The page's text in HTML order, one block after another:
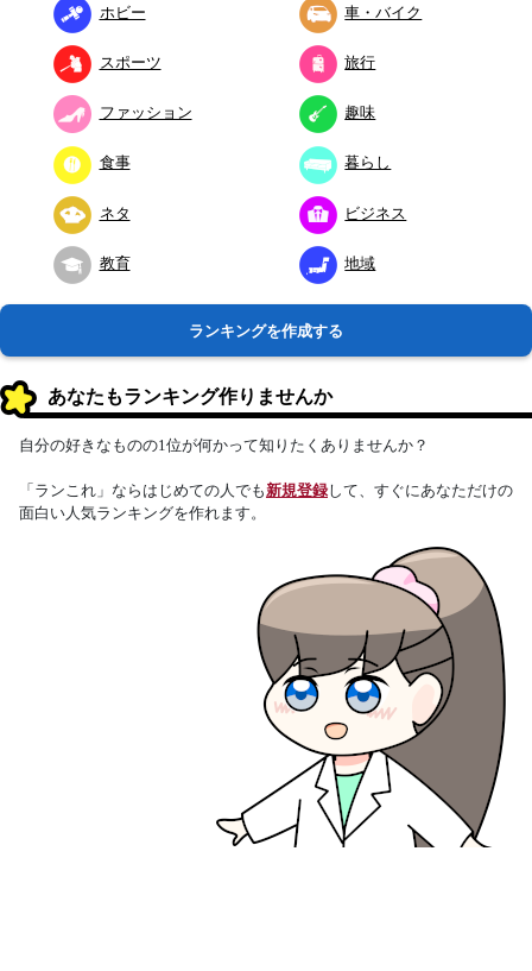
ホビー 車・バイク
スポーツ 旅行
ファッション 趣味
食事 暮らし
ネタ ビジネス
教育 地域
ランキングを作成する
あなたもランキング作りませんか
自分の好きなものの1位が何かって知りたくありませんか？
「ランこれ」ならはじめての人でも新規登録して、すぐにあなただけの
面白い人気ランキングを作れます。